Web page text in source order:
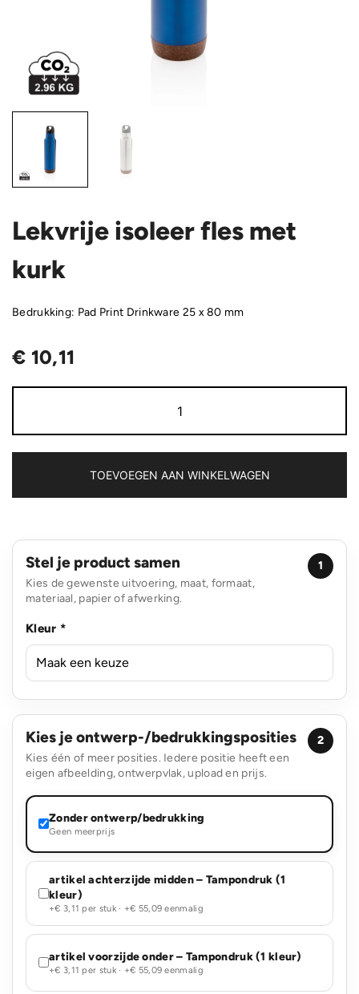
Lekvrije isoleer fles met
kurk
Bedrukking: Pad Print Drinkware 25 x 80 mm
€ 10,11
isoleer
kurk
aantal
TOEVOEGEN AAN WINKELWAGEN
Stel je product samen
Kies de gewenste uitvoering, maat, formaat,
materiaal, papier of afwerking.
1
Kleur *
Kies je ontwerp-/bedrukkingsposities
Kies één of meer posities. Iedere positie heeft een
eigen afbeelding, ontwerpvlak, upload en prijs.
2
Zonder ontwerp/bedrukking
Geen meerprijs
artikel achterzijde midden – Tampondruk (1
kleur)
+€ 3,11 per stuk · +€ 55,09 eenmalig
artikel voorzijde onder – Tampondruk (1 kleur)
+€ 3,11 per stuk · +€ 55,09 eenmalig